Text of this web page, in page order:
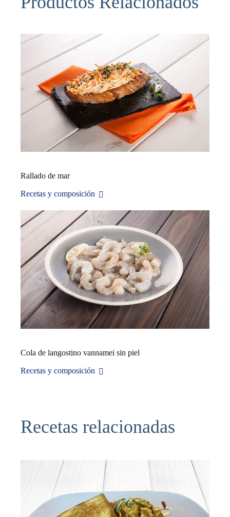
Rallado de mar
Recetas y composición
Cola de langostino vannamei sin piel
Recetas y composición
Recetas relacionadas